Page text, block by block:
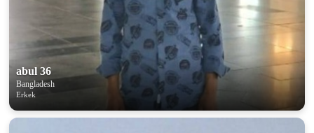
abul 36
Bangladesh
Erkek